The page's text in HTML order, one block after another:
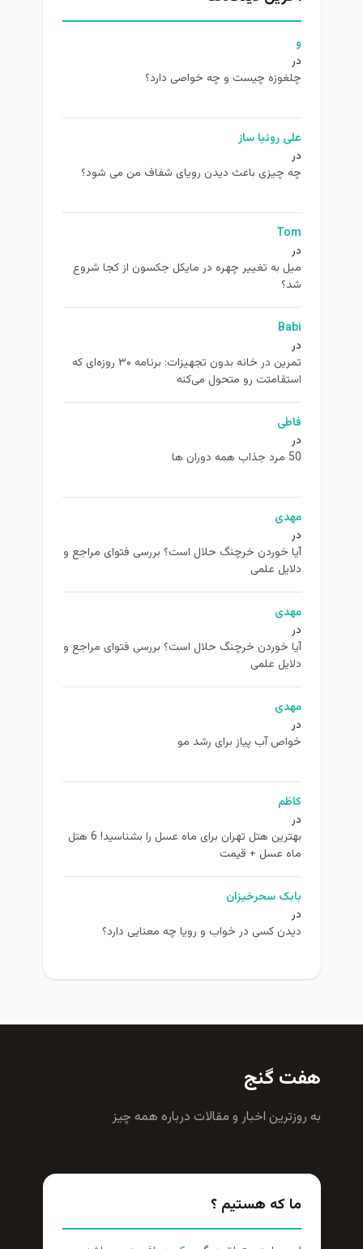
و
در
چلغوزه چیست و چه خواصی دارد؟
علی روئیا ساز
در
چه چیزی باعث دیدن رویای شفاف من می شود؟
Tom
در
ميل به تغيير چهره در مایکل جکسون از كجا شروع
شد؟
Babi
در
تمرین در خانه بدون تجهیزات: برنامه ۳۰ روزه‌ای که
استقامتت رو متحول می‌کنه
فاطی
در
50 مرد جذاب همه دوران ها
مهدی
در
آیا خوردن خرچنگ حلال است؟ بررسی فتوای مراجع و
دلایل علمی
مهدی
در
آیا خوردن خرچنگ حلال است؟ بررسی فتوای مراجع و
دلایل علمی
مهدی
در
خواص آب پیاز برای رشد مو
کاظم
در
بهترین هتل تهران برای ماه عسل را بشناسید! 6 هتل
ماه عسل + قیمت
بابک سحرخیزان
در
دیدن کسی در خواب و رویا چه معنایی دارد؟
هفت گنج
به روزترين اخبار و مقالات درباره همه چيز
ما که هستیم ؟